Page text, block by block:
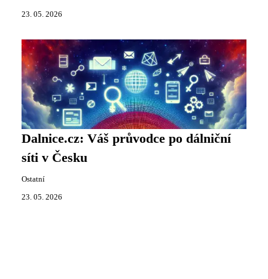
23. 05. 2026
Dalnice.cz: Váš průvodce po dálniční
síti v Česku
Ostatní
23. 05. 2026